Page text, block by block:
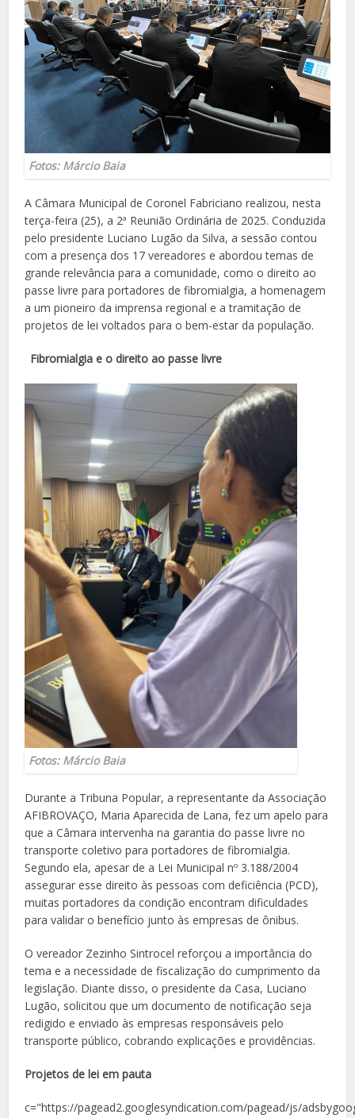
Fotos: Márcio Baia
A Câmara Municipal de Coronel Fabriciano realizou, nesta
terça-feira (25), a 2ª Reunião Ordinária de 2025. Conduzida
pelo presidente Luciano Lugão da Silva, a sessão contou
com a presença dos 17 vereadores e abordou temas de
grande relevância para a comunidade, como o direito ao
passe livre para portadores de fibromialgia, a homenagem
a um pioneiro da imprensa regional e a tramitação de
projetos de lei voltados para o bem-estar da população.
Fibromialgia e o direito ao passe livre
Fotos: Márcio Baia
Durante a Tribuna Popular, a representante da Associação
AFIBROVAÇO, Maria Aparecida de Lana, fez um apelo para
que a Câmara intervenha na garantia do passe livre no
transporte coletivo para portadores de fibromialgia.
Segundo ela, apesar de a Lei Municipal nº 3.188/2004
assegurar esse direito às pessoas com deficiência (PCD),
muitas portadores da condição encontram dificuldades
para validar o benefício junto às empresas de ônibus.
O vereador Zezinho Sintrocel reforçou a importância do
tema e a necessidade de fiscalização do cumprimento da
legislação. Diante disso, o presidente da Casa, Luciano
Lugão, solicitou que um documento de notificação seja
redigido e enviado às empresas responsáveis pelo
transporte público, cobrando explicações e providências.
Projetos de lei em pauta
c="https://pagead2.googlesyndication.com/pagead/js/